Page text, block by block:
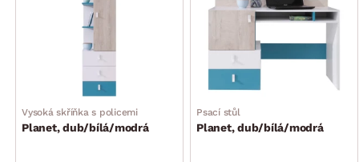
Vysoká skříňka s policemi
Planet, dub/bílá/modrá
Psací stůl
Planet, dub/bílá/modrá